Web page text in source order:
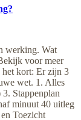
werking. Wat
voor meer
het kort: Er zijn 3
wet. 1. Alles
Stappenplan
minuut 40 uitleg
Toezicht